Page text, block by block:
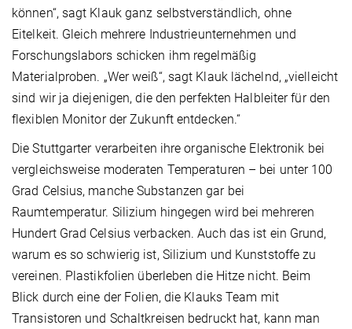
können“, sagt Klauk ganz selbstverständlich, ohne
Eitelkeit. Gleich mehrere Industrieunternehmen und
Forschungslabors schicken ihm regelmäßig
Materialproben. „Wer weiß“, sagt Klauk lächelnd, „vielleicht
sind wir ja diejenigen, die den perfekten Halbleiter für den
flexiblen Monitor der Zukunft entdecken.“
Die Stuttgarter verarbeiten ihre organische Elektronik bei
vergleichsweise moderaten Temperaturen – bei unter 100
Grad Celsius, manche Substanzen gar bei
Raumtemperatur. Silizium hingegen wird bei mehreren
Hundert Grad Celsius verbacken. Auch das ist ein Grund,
warum es so schwierig ist, Silizium und Kunststoffe zu
vereinen. Plastikfolien überleben die Hitze nicht. Beim
Blick durch eine der Folien, die Klauks Team mit
Transistoren und Schaltkreisen bedruckt hat, kann man